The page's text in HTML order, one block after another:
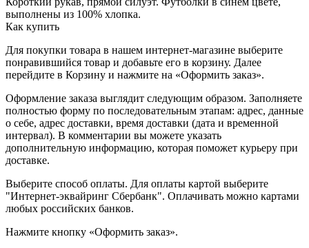
выполнены из 100% хлопка.
Как купить
Для покупки товара в нашем интернет-магазине выберите
понравившийся товар и добавьте его в корзину. Далее
перейдите в Корзину и нажмите на «Оформить заказ».
Оформление заказа выглядит следующим образом. Заполняете
полностью форму по последовательным этапам: адрес, данные
о себе, адрес доставки, время доставки (дата и временной
интервал). В комментарии вы можете указать
дополнительную информацию, которая поможет курьеру при
доставке.
Выберите способ оплаты. Для оплаты картой выберите
"Интернет-эквайринг Сбербанк". Оплачивать можно картами
любых российских банков.
Нажмите кнопку «Оформить заказ».